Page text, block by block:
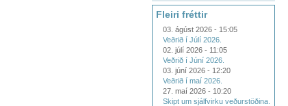
Fleiri fréttir
03. ágúst 2026 - 15:05
Veðrið í Júlí 2026.
02. júlí 2026 - 11:05
Veðrið í Júní 2026.
03. júní 2026 - 12:20
Veðrið í maí 2026.
27. maí 2026 - 10:20
Skipt um sjálfvirku veðurstöðina.